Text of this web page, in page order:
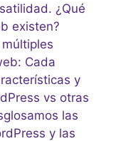
¿Qué
existen?
Cada
y
vs otras
las
y las